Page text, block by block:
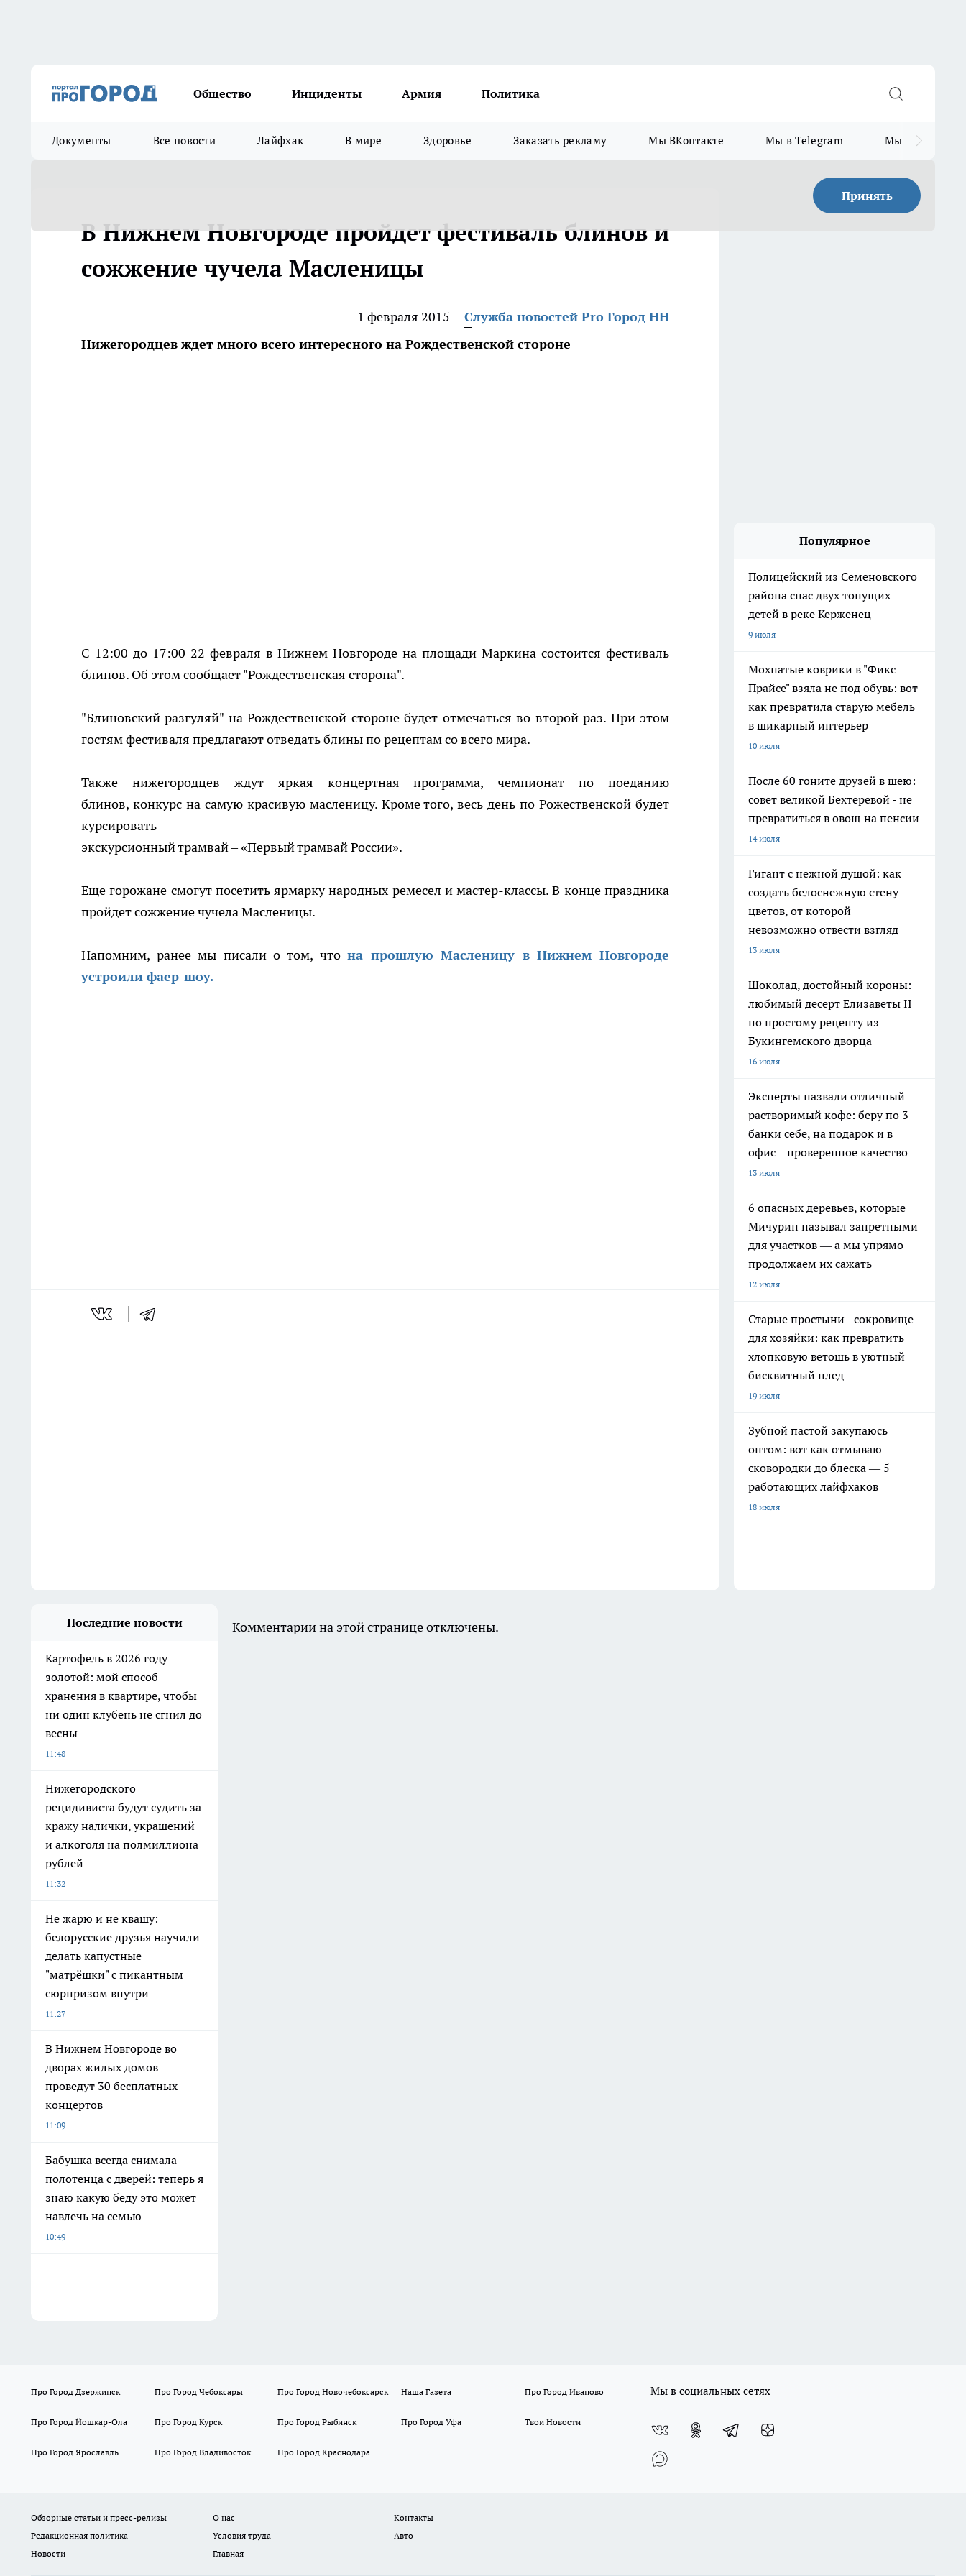
Общество Инциденты Армия Политика
Документы Все новости Лайфхак В мире Здоровье Заказать рекламу Мы ВКонтакте Мы в Telegram Мы в MAX
Принять
В Нижнем Новгороде пройдет фестиваль блинов и
сожжение чучела Масленицы
1 февраля 2015
Служба новостей Pro Город НН
Нижегородцев ждет много всего интересного на Рождественской стороне
С 12:00 до 17:00 22 февраля в Нижнем Новгороде на площади Маркина состоится фестиваль
блинов. Об этом сообщает "Рождественская сторона".
"Блиновский разгуляй" на Рождественской стороне будет отмечаться во второй раз. При этом
гостям фестиваля предлагают отведать блины по рецептам со всего мира.
Также нижегородцев ждут яркая концертная программа, чемпионат по поеданию
блинов, конкурс на самую красивую масленицу. Кроме того, весь день по Рожественской будет
курсировать
экскурсионный трамвай – «Первый трамвай России».
Еще горожане смогут посетить ярмарку народных ремесел и мастер-классы. В конце праздника
пройдет сожжение чучела Масленицы.
Напомним, ранее мы писали о том, чтона прошлую Масленицу в Нижнем Новгороде
устроили фаер-шоу.
Популярное
Полицейский из Семеновского
района спас двух тонущих
детей в реке Керженец
9 июля
Мохнатые коврики в "Фикс
Прайсе" взяла не под обувь: вот
как превратила старую мебель
в шикарный интерьер
10 июля
После 60 гоните друзей в шею:
совет великой Бехтеревой - не
превратиться в овощ на пенсии
14 июля
Гигант с нежной душой: как
создать белоснежную стену
цветов, от которой
невозможно отвести взгляд
13 июля
Шоколад, достойный короны:
любимый десерт Елизаветы II
по простому рецепту из
Букингемского дворца
16 июля
Эксперты назвали отличный
растворимый кофе: беру по 3
банки себе, на подарок и в
офис – проверенное качество
13 июля
6 опасных деревьев, которые
Мичурин называл запретными
для участков — а мы упрямо
продолжаем их сажать
12 июля
Старые простыни - сокровище
для хозяйки: как превратить
хлопковую ветошь в уютный
бисквитный плед
19 июля
Зубной пастой закупаюсь
оптом: вот как отмываю
сковородки до блеска — 5
работающих лайфхаков
18 июля
Последние новости
Картофель в 2026 году
золотой: мой способ
хранения в квартире, чтобы
ни один клубень не сгнил до
весны
11:48
Нижегородского
рецидивиста будут судить за
кражу налички, украшений
и алкоголя на полмиллиона
рублей
11:32
Не жарю и не квашу:
белорусские друзья научили
делать капустные
"матрёшки" с пикантным
сюрпризом внутри
11:27
В Нижнем Новгороде во
дворах жилых домов
проведут 30 бесплатных
концертов
11:09
Бабушка всегда снимала
полотенца с дверей: теперь я
знаю какую беду это может
навлечь на семью
10:49
Комментарии на этой странице отключены.
Про Город Дзержинск Про Город Чебоксары Про Город Новочебоксарск Наша Газета Про Город Иваново
Про Город Йошкар-Ола Про Город Курск Про Город Рыбинск Про Город Уфа Твои Новости
Про Город Ярославль Про Город Владивосток Про Город Краснодара
Мы в социальных сетях
Обзорные статьи и пресс-релизы О нас
Контакты
Редакционная политика
Условия труда
Авто
Новости
Главная